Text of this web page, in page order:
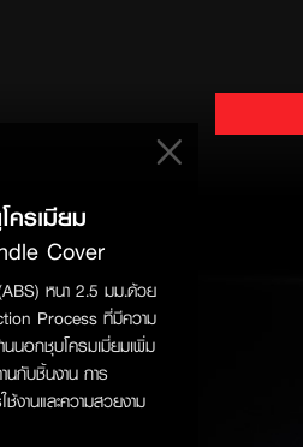
รเมียม
Cover
หนา 2.5 มม.ด้วย
Process ที่มีความ
นอกชุบโครมเมี่ยมเพิ่ม
นกับชิ้นงาน การ
งานและความสวยงาม